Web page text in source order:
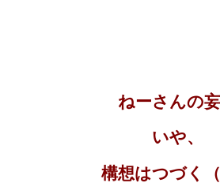
ねーさんの
いや、
構想はつづく（